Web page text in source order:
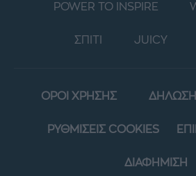
POWER TO INSPIRE
ΣΠΙΤΙ JUICY
ΟΡΟΙ ΧΡΗΣΗΣ ΔΗΛΩΣΗ
ΡΥΘΜΙΣΕΙΣ COOKIES
ΔΙΑΦΗΜΙΣΗ